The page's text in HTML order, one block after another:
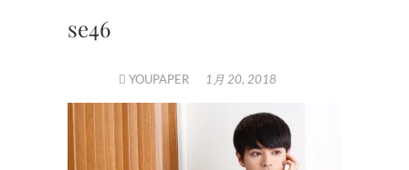
se46
YOUPAPER 1月 20, 2018